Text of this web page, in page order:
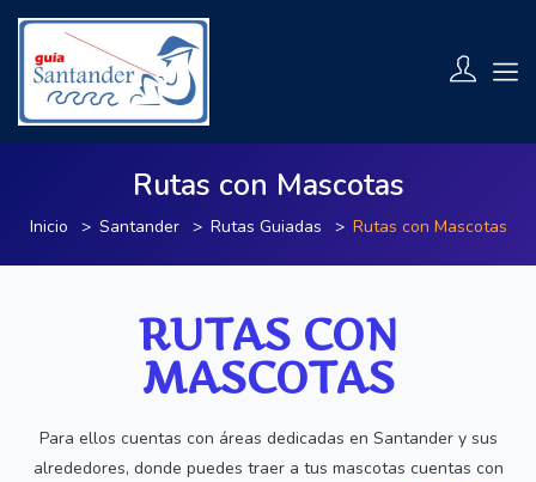
Rutas con Mascotas
Inicio Santander Rutas Guiadas Rutas con Mascotas
RUTAS CON
MASCOTAS
Para ellos cuentas con áreas dedicadas en Santander y sus
alrededores, donde puedes traer a tus mascotas cuentas con